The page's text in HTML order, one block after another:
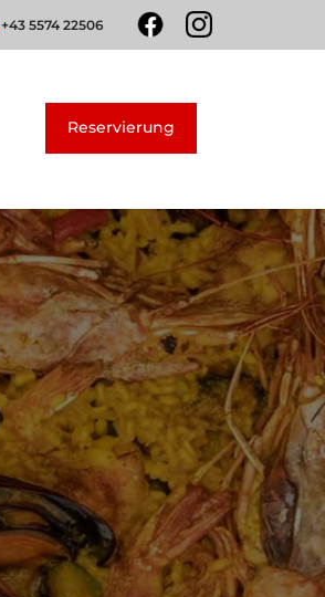
+43 5574 22506
Reservierung